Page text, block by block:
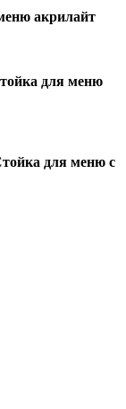
акрилайт
для меню
для меню с